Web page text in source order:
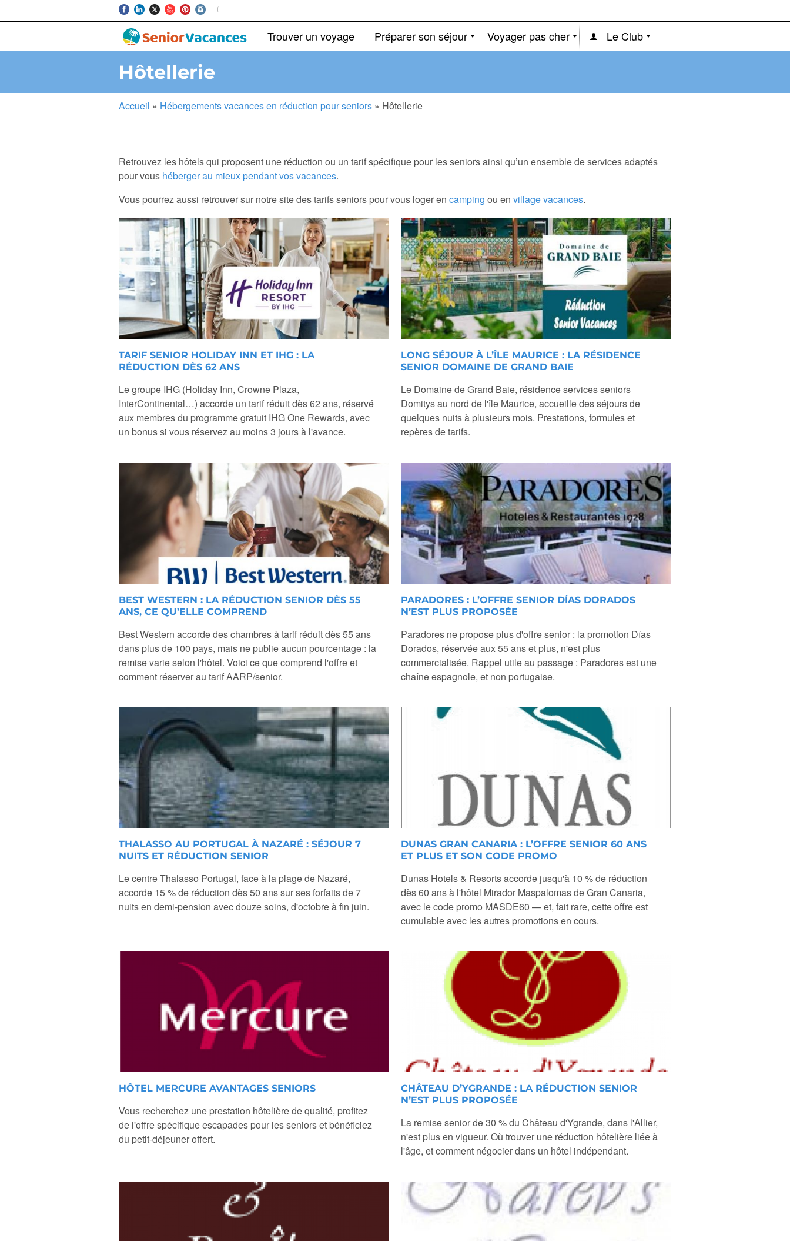
Trouver un voyage Préparer son séjour Voyager pas cher Le Club
Hôtellerie
Accueil » Hébergements vacances en réduction pour seniors » Hôtellerie
Retrouvez les hôtels qui proposent une réduction ou un tarif spécifique pour les seniors ainsi qu’un ensemble de services adaptés
pour vous héberger au mieux pendant vos vacances.
Vous pourrez aussi retrouver sur notre site des tarifs seniors pour vous loger en camping ou en village vacances.
TARIF SENIOR HOLIDAY INN ET IHG : LA
RÉDUCTION DÈS 62 ANS
Le groupe IHG (Holiday Inn, Crowne Plaza,
InterContinental…) accorde un tarif réduit dès 62 ans, réservé
aux membres du programme gratuit IHG One Rewards, avec
un bonus si vous réservez au moins 3 jours à l'avance.
LONG SÉJOUR À L’ÎLE MAURICE : LA RÉSIDENCE
SENIOR DOMAINE DE GRAND BAIE
Le Domaine de Grand Baie, résidence services seniors
Domitys au nord de l'île Maurice, accueille des séjours de
quelques nuits à plusieurs mois. Prestations, formules et
repères de tarifs.
BEST WESTERN : LA RÉDUCTION SENIOR DÈS 55
ANS, CE QU’ELLE COMPREND
Best Western accorde des chambres à tarif réduit dès 55 ans
dans plus de 100 pays, mais ne publie aucun pourcentage : la
remise varie selon l'hôtel. Voici ce que comprend l'offre et
comment réserver au tarif AARP/senior.
PARADORES : L’OFFRE SENIOR DÍAS DORADOS
N’EST PLUS PROPOSÉE
Paradores ne propose plus d'offre senior : la promotion Días
Dorados, réservée aux 55 ans et plus, n'est plus
commercialisée. Rappel utile au passage : Paradores est une
chaîne espagnole, et non portugaise.
THALASSO AU PORTUGAL À NAZARÉ : SÉJOUR 7
NUITS ET RÉDUCTION SENIOR
Le centre Thalasso Portugal, face à la plage de Nazaré,
accorde 15 % de réduction dès 50 ans sur ses forfaits de 7
nuits en demi-pension avec douze soins, d'octobre à fin juin.
DUNAS GRAN CANARIA : L’OFFRE SENIOR 60 ANS
ET PLUS ET SON CODE PROMO
Dunas Hotels & Resorts accorde jusqu'à 10 % de réduction
dès 60 ans à l'hôtel Mirador Maspalomas de Gran Canaria,
avec le code promo MASDE60 — et, fait rare, cette offre est
cumulable avec les autres promotions en cours.
HÔTEL MERCURE AVANTAGES SENIORS
Vous recherchez une prestation hôtelière de qualité, profitez
de l'offre spécifique escapades pour les seniors et bénéficiez
du petit-déjeuner offert.
CHÂTEAU D’YGRANDE : LA RÉDUCTION SENIOR
N’EST PLUS PROPOSÉE
La remise senior de 30 % du Château d'Ygrande, dans l'Allier,
n'est plus en vigueur. Où trouver une réduction hôtelière liée à
l'âge, et comment négocier dans un hôtel indépendant.